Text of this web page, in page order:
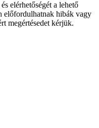
elérhetőségét a lehető
előfordulhatnak hibák vagy
megértésedet kérjük.